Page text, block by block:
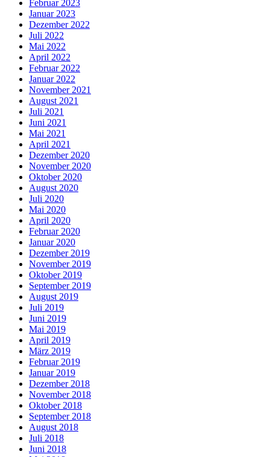
Februar 2023
Januar 2023
Dezember 2022
Juli 2022
Mai 2022
April 2022
Februar 2022
Januar 2022
November 2021
August 2021
Juli 2021
Juni 2021
Mai 2021
April 2021
Dezember 2020
November 2020
Oktober 2020
August 2020
Juli 2020
Mai 2020
April 2020
Februar 2020
Januar 2020
Dezember 2019
November 2019
Oktober 2019
September 2019
August 2019
Juli 2019
Juni 2019
Mai 2019
April 2019
März 2019
Februar 2019
Januar 2019
Dezember 2018
November 2018
Oktober 2018
September 2018
August 2018
Juli 2018
Juni 2018